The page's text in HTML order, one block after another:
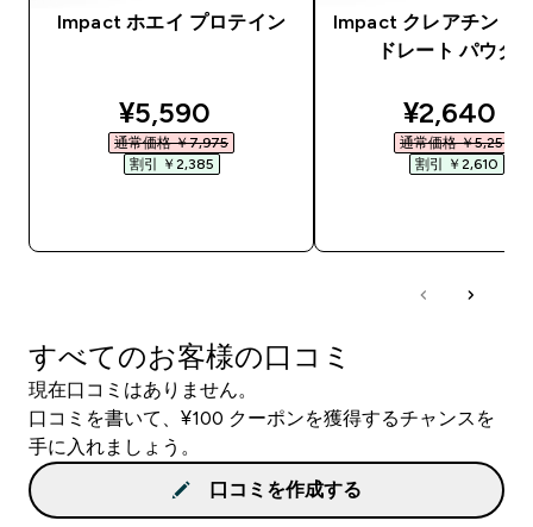
Impact ホエイ プロテイン
discounted price
¥5,590‎
通常価格 ￥7,975‎
割引 ￥2,385‎
Impact クレアチン モ
ドレート パウダ
¥2,640‎
通常価格 ￥5,250‎
割引 ￥2,610‎
すべてのお客様の口コミ
現在口コミはありません。
口コミを書いて、¥100 クーポンを獲得するチャンスを
手に入れましょう。
口コミを作成する